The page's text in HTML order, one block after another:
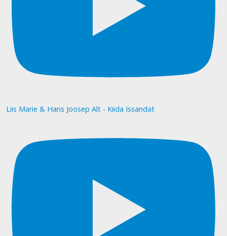
Liis Marie & Hans Joosep Alt - Kiida Issandat